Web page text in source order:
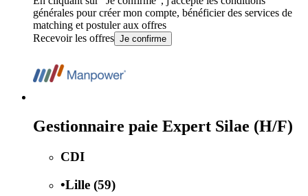
générales pour créer mon compte, bénéficier des services de
matching et postuler aux offres
Recevoir les offres Je confirme
Gestionnaire paie Expert Silae (H/F)
CDI
•Lille (59)